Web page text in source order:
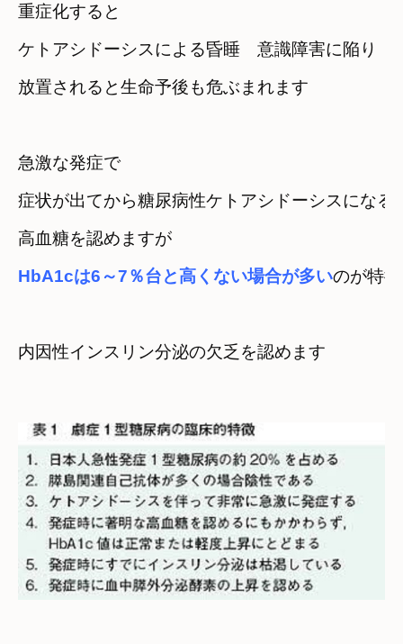
重症化すると
ケトアシドーシスによる昏睡　意識障害に陥り
放置されると生命予後も危ぶまれます
急激な発症で
症状が出てから糖尿病性ケトアシドーシスになる
高血糖を認めますが
HbA1cは6～7％台と高くない場合が多いのが特
内因性インスリン分泌の欠乏を認めます